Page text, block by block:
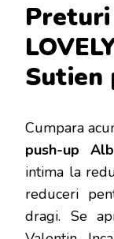
Sutien
Cumpara
push-up Alb
intima la
reduceri
dragi. Se